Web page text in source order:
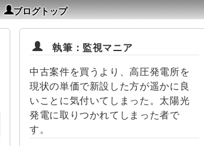
ブログトップ
執筆：監視マニア
中古案件を買うより、高圧発電所を
現状の単価で新設した方が遥かに良
いことに気付いてしまった。太陽光
発電に取りつかれてしまった者で
す。